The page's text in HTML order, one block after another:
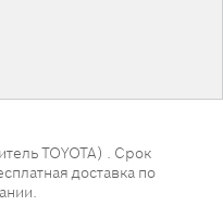
TOYOTA) . Срок
доставка по